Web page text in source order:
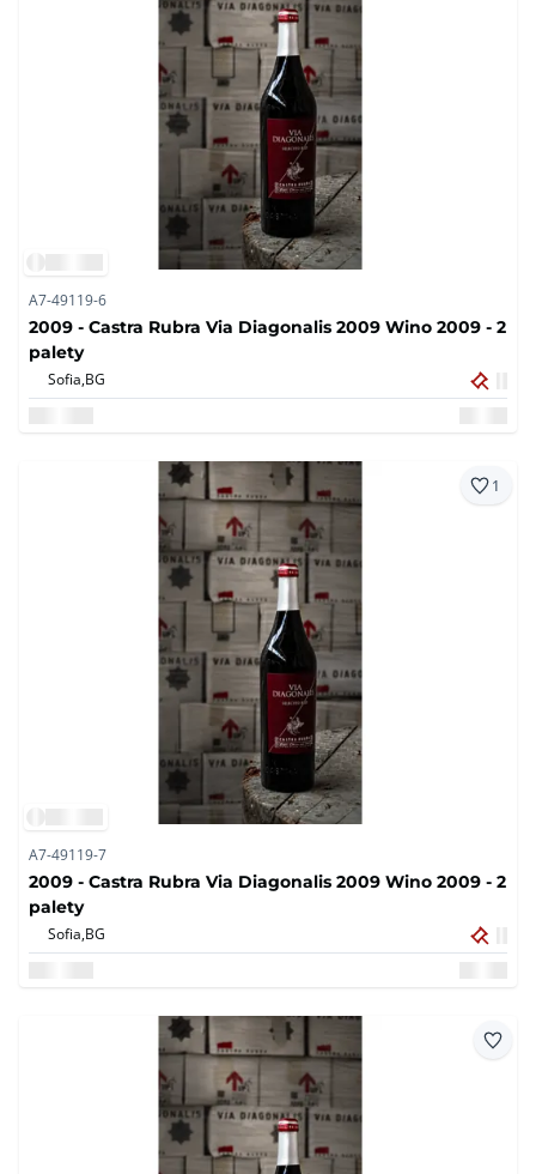
A7-49119-6
2009 - Castra Rubra Via Diagonalis 2009 Wino 2009 - 2
palety
Sofia,BG
1
A7-49119-7
2009 - Castra Rubra Via Diagonalis 2009 Wino 2009 - 2
palety
Sofia,BG